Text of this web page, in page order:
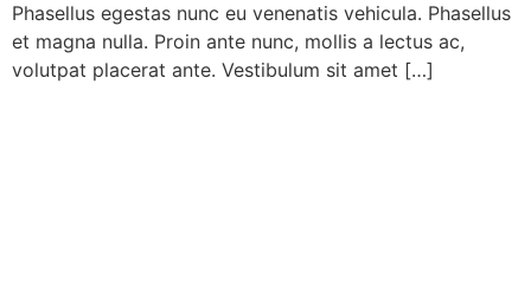
Phasellus egestas nunc eu venenatis vehicula. Phasellus
et magna nulla. Proin ante nunc, mollis a lectus ac,
volutpat placerat ante. Vestibulum sit amet […]